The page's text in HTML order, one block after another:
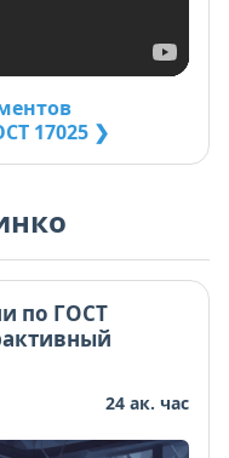
17025 ❯
по ГОСТ
24 ак. час